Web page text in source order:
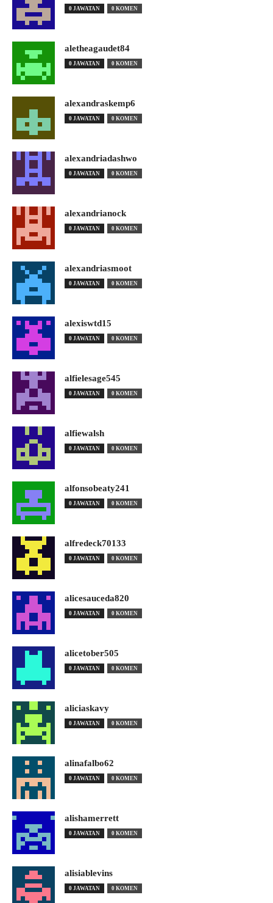
0 JAWATAN 0 KOMEN
aletheagaudet84
0 JAWATAN 0 KOMEN
alexandraskemp6
0 JAWATAN 0 KOMEN
alexandriadashwo
0 JAWATAN 0 KOMEN
alexandrianock
0 JAWATAN 0 KOMEN
alexandriasmoot
0 JAWATAN 0 KOMEN
alexiswtd15
0 JAWATAN 0 KOMEN
alfielesage545
0 JAWATAN 0 KOMEN
alfiewalsh
0 JAWATAN 0 KOMEN
alfonsobeaty241
0 JAWATAN 0 KOMEN
alfredeck70133
0 JAWATAN 0 KOMEN
alicesauceda820
0 JAWATAN 0 KOMEN
alicetober505
0 JAWATAN 0 KOMEN
aliciaskavy
0 JAWATAN 0 KOMEN
alinafalbo62
0 JAWATAN 0 KOMEN
alishamerrett
0 JAWATAN 0 KOMEN
alisiablevins
0 JAWATAN 0 KOMEN